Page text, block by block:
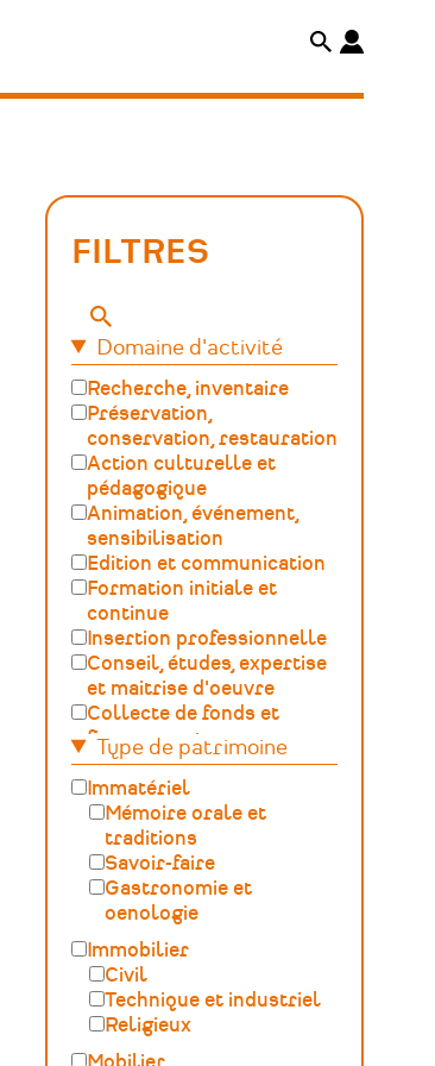
FILTRES
Mots-
clésDomaine d'activité
Recherche, inventaire
Préservation,
conservation, restauration
Action culturelle et
pédagogique
Animation, événement,
sensibilisation
Edition et communication
Formation initiale et
continue
Insertion professionnelle
Conseil, études, expertise
et maitrise d'oeuvre
Collecte de fonds et
financement
Gestion, développement,
ingénierie culturelle
Fédération – Syndicat
professionnel
Sciences du Patrimoine
(GOSP)
Archives /
Documentation
Conservation du
patrimoine et
archéologie
Humanités numériques
Type de patrimoine
Immatériel
Mémoire orale et
traditions
Savoir-faire
Gastronomie et
oenologie
Immobilier
Civil
Technique et industriel
Religieux